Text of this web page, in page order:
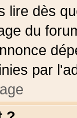
lire dès
du
par